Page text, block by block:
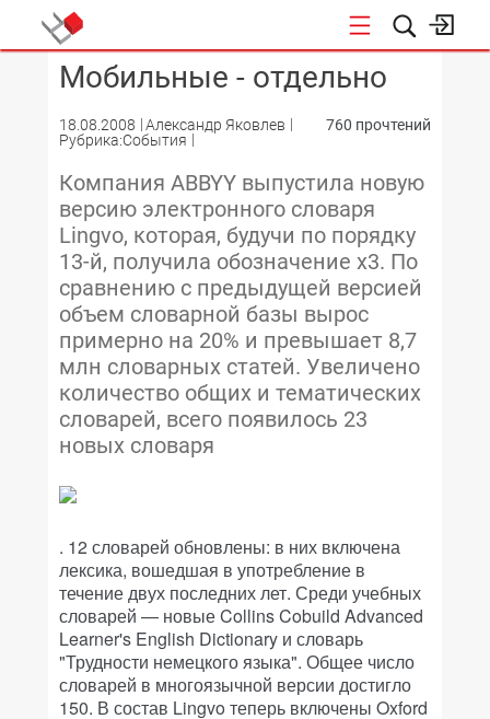
КОНФЕРЕНЦИИ
Мобильные - отдельно
18.08.2008
Александр Яковлев
Рубрика:События
760 прочтений
Компания ABBYY выпустила новую
версию электронного словаря
Lingvo, которая, будучи по порядку
13-й, получила обозначение x3. По
сравнению с предыдущей версией
объем словарной базы вырос
примерно на 20% и превышает 8,7
млн словарных статей. Увеличено
количество общих и тематических
словарей, всего появилось 23
новых словаря
. 12 словарей обновлены: в них включена
лексика, вошедшая в употребление в
течение двух последних лет. Среди учебных
словарей — новые Collins Cobuild Advanced
Learner's English Dictionary и словарь
"Трудности немецкого языка". Общее число
словарей в многоязычной версии достигло
150. В состав Lingvo теперь включены Oxford